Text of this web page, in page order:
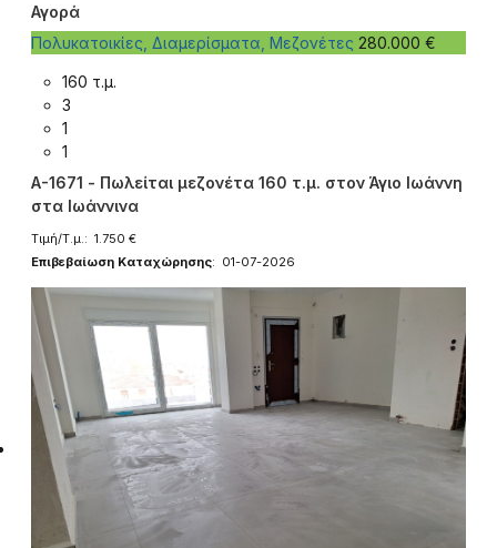
Αγορά
Πολυκατοικίες, Διαμερίσματα, Μεζονέτες 280.000 €
160 τ.μ.
3
1
1
A-1671 - Πωλείται μεζονέτα 160 τ.μ. στον Άγιο Ιωάννη
στα Ιωάννινα
Τιμή/Τ.μ.: 1.750 €
Επιβεβαίωση Καταχώρησης: 01-07-2026